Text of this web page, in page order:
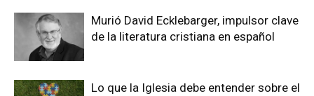
Murió David Ecklebarger, impulsor clave
de la literatura cristiana en español
Lo que la Iglesia debe entender sobre el